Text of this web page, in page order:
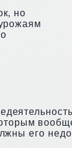
но
его